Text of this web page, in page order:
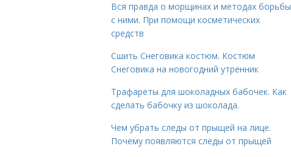
Вся правда о морщинах и методах борьбы
с ними. При помощи косметических
средств
Сшить Снеговика костюм. Костюм
Снеговика на новогодний утренник
Трафареты для шоколадных бабочек. Как
сделать бабочку из шоколада.
Чем убрать следы от прыщей на лице.
Почему появляются следы от прыщей